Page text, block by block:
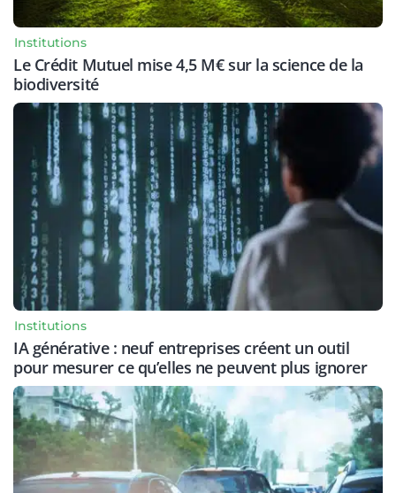
Institutions
Le Crédit Mutuel mise 4,5 M€ sur la science de la
biodiversité
Institutions
IA générative : neuf entreprises créent un outil
pour mesurer ce qu’elles ne peuvent plus ignorer